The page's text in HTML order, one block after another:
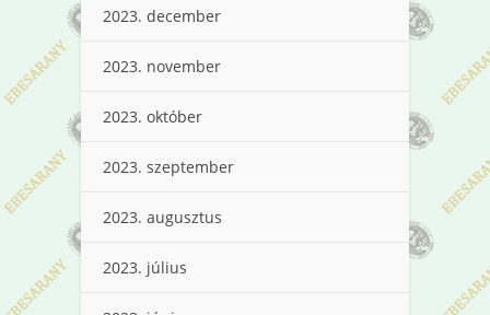
2023. december
2023. november
2023. október
2023. szeptember
2023. augusztus
2023. július